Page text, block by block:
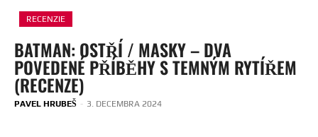
RECENZIE
BATMAN: OSTŘÍ / MASKY – DVA
POVEDENÉ PŘÍBĚHY S TEMNÝM RYTÍŘEM
(RECENZE)
PAVEL HRUBEŠ - 3. DECEMBRA 2024